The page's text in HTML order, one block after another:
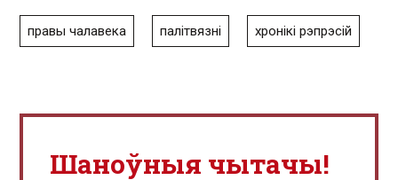
правы чалавека палітвязні хронікі рэпрэсій
Шаноўныя чытачы!